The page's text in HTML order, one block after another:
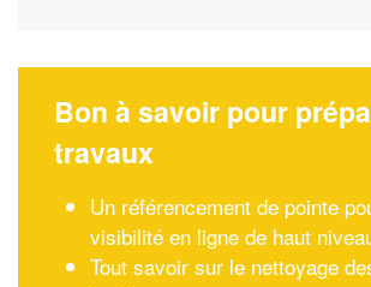
Bon à savoir pour
travaux
Un référencement de pointe
visibilité en ligne de haut
Tout savoir sur le nettoyage